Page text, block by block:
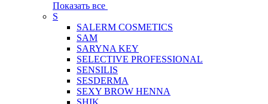
Показать все
S
SALERM COSMETICS
SAM
SARYNA KEY
SELECTIVE PROFESSIONAL
SENSILIS
SESDERMA
SEXY BROW HENNA
SHIK